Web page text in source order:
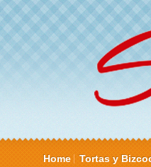
Home Tortas y